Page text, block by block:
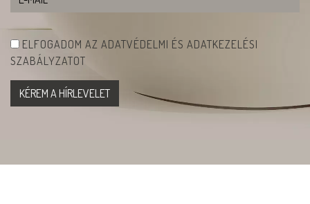
ELFOGADOM AZ ADATVÉDELMI ÉS ADATKEZELÉSI
SZABÁLYZATOT